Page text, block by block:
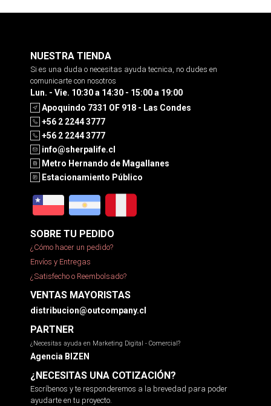
NUESTRA TIENDA
Si es una duda o necesitas ayuda tecnica, no dudes en
comunicarte con nosotros
Lun. - Vie. 10:30 a 14:30 - 15:00 a 19:00
Apoquindo 7331 OF 918 - Las Condes
+56 2 2244 3777
+56 2 2244 3777
info@sherpalife.cl
Metro Hernando de Magallanes
Estacionamiento Público
SOBRE TU PEDIDO
¿Cómo hacer un pedido?
Envíos y Entregas
¿Satisfecho o Reembolsado?
VENTAS MAYORISTAS
distribucion@outcompany.cl
PARTNER
¿Necesitas ayuda en Marketing Digital - Comercial?
Agencia BIZEN
¿NECESITAS UNA COTIZACIÓN?
Escríbenos y te responderemos a la brevedad para poder
ayudarte en tu proyecto.